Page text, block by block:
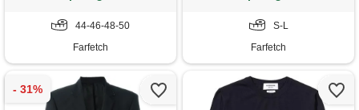
44-46-48-50
Farfetch
S-L
Farfetch